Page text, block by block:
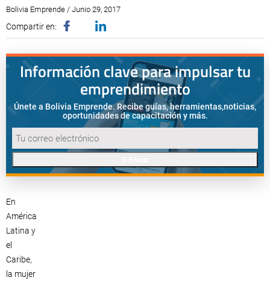
Bolivia Emprende / Junio 29, 2017
Compartir en:
Información clave para impulsar tu
emprendimiento
Únete a Bolivia Emprende. Recibe guías, herramientas,noticias,
oportunidades de capacitación y más.
En
América
Latina y
el
Caribe,
la mujer